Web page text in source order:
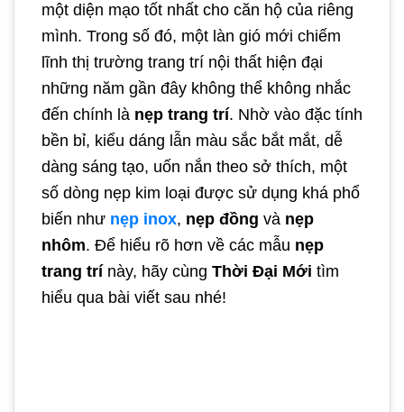
một diện mạo tốt nhất cho căn hộ của riêng
mình. Trong số đó, một làn gió mới chiếm
lĩnh thị trường trang trí nội thất hiện đại
những năm gần đây không thể không nhắc
đến chính là nẹp trang trí. Nhờ vào đặc tính
bền bỉ, kiểu dáng lẫn màu sắc bắt mắt, dễ
dàng sáng tạo, uốn nắn theo sở thích, một
số dòng nẹp kim loại được sử dụng khá phổ
biến như nẹp inox, nẹp đồng và nẹp
nhôm. Để hiểu rõ hơn về các mẫu nẹp
trang trí này, hãy cùng Thời Đại Mới tìm
hiểu qua bài viết sau nhé!